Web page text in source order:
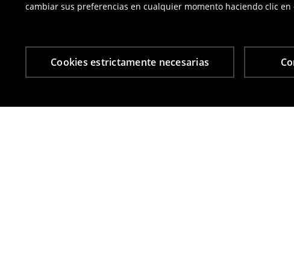
cambiar sus preferencias en cualquier momento haciendo clic
Cookies estrictamente necesarias